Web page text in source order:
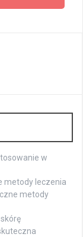
w
metody leczenia
metody